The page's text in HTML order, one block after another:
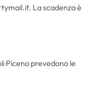
La scadenza è
Piceno prevedono le